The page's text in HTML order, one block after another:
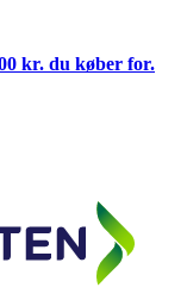
kr. du køber for.